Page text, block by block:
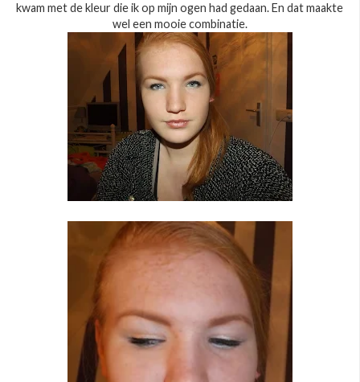
kwam met de kleur die ik op mijn ogen had gedaan. En dat maakte
wel een mooie combinatie.